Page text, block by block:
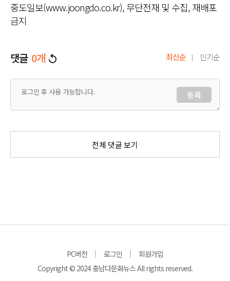
중도일보(www.joongdo.co.kr), 무단전재 및 수집, 재배포
금지
댓글 0개 최신순 인기순
등록
전체 댓글 보기
PC버전 로그인
회원가입
Copyright © 2024 충남다문화뉴스 All rights reserved.